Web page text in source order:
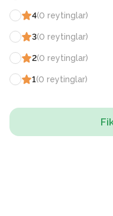
4(0 reytinglar)
3(0 reytinglar)
2(0 reytinglar)
1(0 reytinglar)